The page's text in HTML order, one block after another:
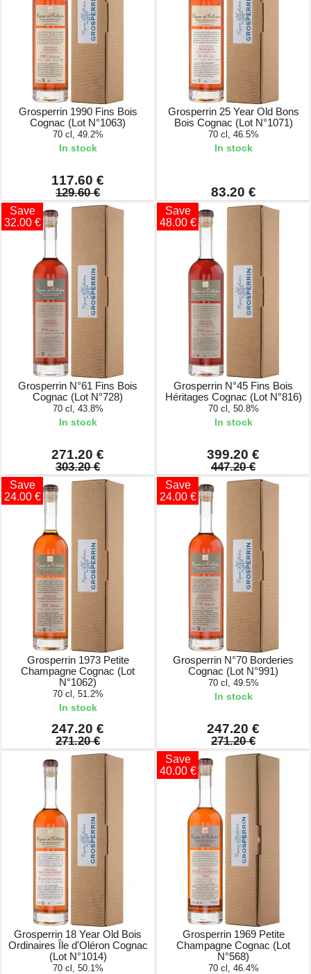
Grosperrin 1990 Fins Bois
Cognac (Lot N°1063)
70 cl, 49.2%
In stock
117.60 €
129.60 €
Grosperrin 25 Year Old Bons
Bois Cognac (Lot N°1071)
70 cl, 46.5%
In stock
83.20 €
Save
32.00 €
Grosperrin N°61 Fins Bois
Cognac (Lot N°728)
70 cl, 43.8%
In stock
271.20 €
303.20 €
Save
48.00 €
Grosperrin N°45 Fins Bois
Héritages Cognac (Lot N°816)
70 cl, 50.8%
In stock
399.20 €
447.20 €
Save
24.00 €
Grosperrin 1973 Petite
Champagne Cognac (Lot
N°1062)
70 cl, 51.2%
In stock
247.20 €
271.20 €
Save
24.00 €
Grosperrin N°70 Borderies
Cognac (Lot N°991)
70 cl, 49.5%
In stock
247.20 €
271.20 €
Grosperrin 18 Year Old Bois
Ordinaires Île d'Oléron Cognac
(Lot N°1014)
70 cl, 50.1%
Save
40.00 €
Grosperrin 1969 Petite
Champagne Cognac (Lot
N°568)
70 cl, 46.4%